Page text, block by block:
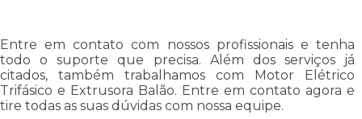
Entre em contato com nossos profissionais e tenha
todo o suporte que precisa. Além dos serviços já
citados, também trabalhamos com Motor Elétrico
Trifásico e Extrusora Balão. Entre em contato agora e
tire todas as suas dúvidas com nossa equipe.